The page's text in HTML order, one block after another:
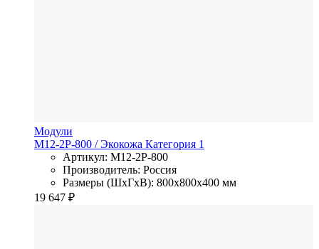
Модули
M12-2P-800 / Экокожа Категория 1
Артикул: M12-2P-800
Производитель: Россия
Размеры (ШхГхВ): 800x800x400 мм
19 647 ₽